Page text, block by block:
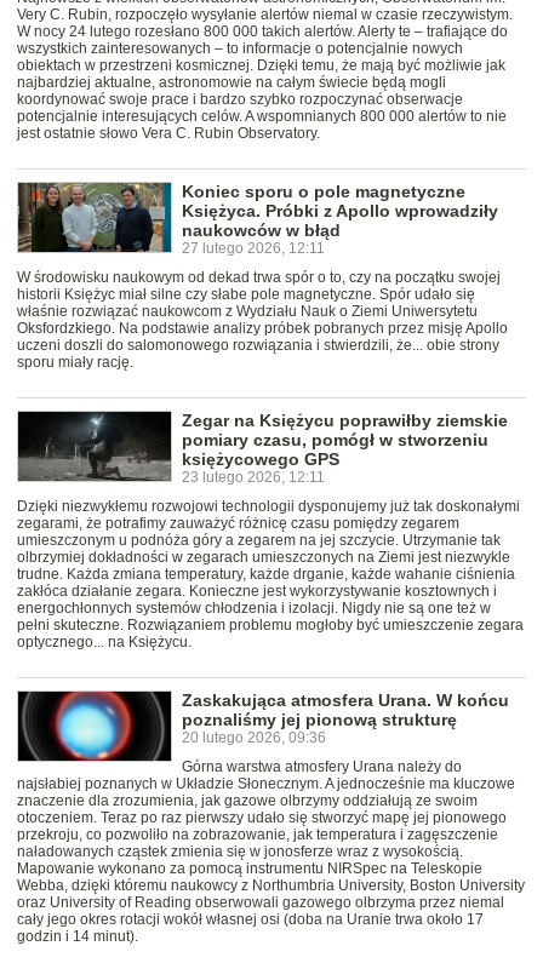
Very C. Rubin, rozpoczęło wysyłanie alertów niemal w czasie rzeczywistym.
W nocy 24 lutego rozesłano 800 000 takich alertów. Alerty te – trafiające do
wszystkich zainteresowanych – to informacje o potencjalnie nowych
obiektach w przestrzeni kosmicznej. Dzięki temu, że mają być możliwie jak
najbardziej aktualne, astronomowie na całym świecie będą mogli
koordynować swoje prace i bardzo szybko rozpoczynać obserwacje
potencjalnie interesujących celów. A wspomnianych 800 000 alertów to nie
jest ostatnie słowo Vera C. Rubin Observatory.
Koniec sporu o pole magnetyczne
Księżyca. Próbki z Apollo wprowadziły
naukowców w błąd
27 lutego 2026, 12:11
W środowisku naukowym od dekad trwa spór o to, czy na początku swojej
historii Księżyc miał silne czy słabe pole magnetyczne. Spór udało się
właśnie rozwiązać naukowcom z Wydziału Nauk o Ziemi Uniwersytetu
Oksfordzkiego. Na podstawie analizy próbek pobranych przez misję Apollo
uczeni doszli do salomonowego rozwiązania i stwierdzili, że... obie strony
sporu miały rację.
Zegar na Księżycu poprawiłby ziemskie
pomiary czasu, pomógł w stworzeniu
księżycowego GPS
23 lutego 2026, 12:11
Dzięki niezwykłemu rozwojowi technologii dysponujemy już tak doskonałymi
zegarami, że potrafimy zauważyć różnicę czasu pomiędzy zegarem
umieszczonym u podnóża góry a zegarem na jej szczycie. Utrzymanie tak
olbrzymiej dokładności w zegarach umieszczonych na Ziemi jest niezwykle
trudne. Każda zmiana temperatury, każde drganie, każde wahanie ciśnienia
zakłóca działanie zegara. Konieczne jest wykorzystywanie kosztownych i
energochłonnych systemów chłodzenia i izolacji. Nigdy nie są one też w
pełni skuteczne. Rozwiązaniem problemu mogłoby być umieszczenie zegara
optycznego... na Księżycu.
Zaskakująca atmosfera Urana. W końcu
poznaliśmy jej pionową strukturę
20 lutego 2026, 09:36
Górna warstwa atmosfery Urana należy do
najsłabiej poznanych w Układzie Słonecznym. A jednocześnie ma kluczowe
znaczenie dla zrozumienia, jak gazowe olbrzymy oddziałują ze swoim
otoczeniem. Teraz po raz pierwszy udało się stworzyć mapę jej pionowego
przekroju, co pozwoliło na zobrazowanie, jak temperatura i zagęszczenie
naładowanych cząstek zmienia się w jonosferze wraz z wysokością.
Mapowanie wykonano za pomocą instrumentu NIRSpec na Teleskopie
Webba, dzięki któremu naukowcy z Northumbria University, Boston University
oraz University of Reading obserwowali gazowego olbrzyma przez niemal
cały jego okres rotacji wokół własnej osi (doba na Uranie trwa około 17
godzin i 14 minut).